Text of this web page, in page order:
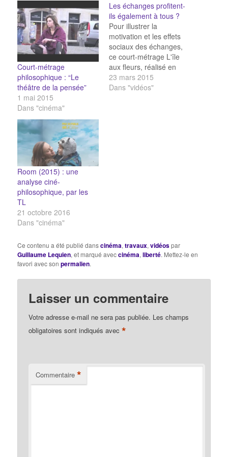
Court-métrage
philosophique : “Le
théâtre de la pensée”
1 mai 2015
Dans "cinéma"
Les échanges profitent-
ils également à tous ?
Pour illustrer la
motivation et les effets
sociaux des échanges,
ce court-métrage L'île
aux fleurs, réalisé en
1989 par Jorge Furtado :
-> Quels sont les
23 mars 2015
Dans "vidéos"
Room (2015) : une
analyse ciné-
philosophique, par les
TL
21 octobre 2016
Dans "cinéma"
Ce contenu a été publié danscinéma,travaux,vidéospar
Guillaume Lequien, et marqué aveccinéma,liberté. Mettez-le en
favori avec sonpermalien.
Laisser un commentaire
Votre adresse e-mail ne sera pas publiée. Les champs
obligatoires sont indiqués avec*
Commentaire *